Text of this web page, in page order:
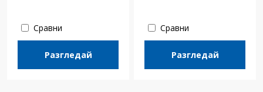
Сравни
Разгледай
Сравни
Разгледай